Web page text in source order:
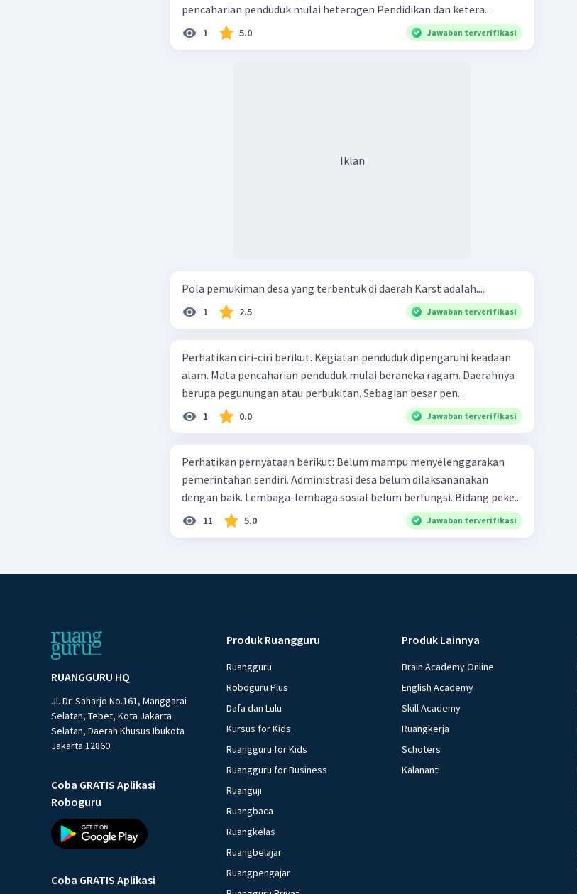
pencaharian penduduk mulai heterogen Pendidikan dan ketera...
1 5.0 Jawaban terverifikasi
Iklan
Pola pemukiman desa yang terbentuk di daerah Karst adalah....
1 2.5 Jawaban terverifikasi
Perhatikan ciri-ciri berikut. Kegiatan penduduk dipengaruhi keadaan
alam. Mata pencaharian penduduk mulai beraneka ragam. Daerahnya
berupa pegunungan atau perbukitan. Sebagian besar pen...
1 0.0 Jawaban terverifikasi
Perhatikan pernyataan berikut: Belum mampu menyelenggarakan
pemerintahan sendiri. Administrasi desa belum dilaksananakan
dengan baik. Lembaga-lembaga sosial belum berfungsi. Bidang peke...
11 5.0 Jawaban terverifikasi
RUANGGURU HQ
Jl. Dr. Saharjo No.161, Manggarai
Selatan, Tebet, Kota Jakarta
Selatan, Daerah Khusus Ibukota
Jakarta 12860
Coba GRATIS Aplikasi
Roboguru
Coba GRATIS Aplikasi
Produk Ruangguru
Ruangguru
Roboguru Plus
Dafa dan Lulu
Kursus for Kids
Ruangguru for Kids
Ruangguru for Business
Ruanguji
Ruangbaca
Ruangkelas
Ruangbelajar
Ruangpengajar
Produk Lainnya
Brain Academy Online
English Academy
Skill Academy
Ruangkerja
Schoters
Kalananti